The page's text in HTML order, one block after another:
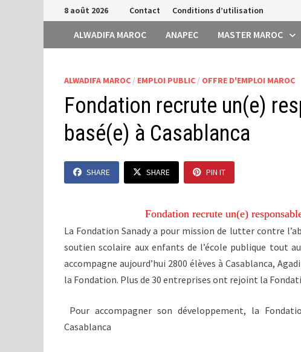
Passer
au
contenu
8 août 2026 Contact Conditions d’utilisation
ALWADIFA MAROC ANAPEC MASTER MAROC
ALWADIFA MAROC / EMPLOI PUBLIC / OFFRE D'EMPLOI MAROC
Fondation recrute un(e)
basé(e) à Casablanca
SHARE SHARE PIN IT
Fondation recrute un(e)
La Fondation Sanady a pour mission de lutter contre
soutien scolaire aux enfants de l’école publique tout
accompagne aujourd’hui 2800 élèves à Casablanca,
la Fondation. Plus de 30 entreprises ont rejoint la
Pour accompagner son développement, la
Casablanca